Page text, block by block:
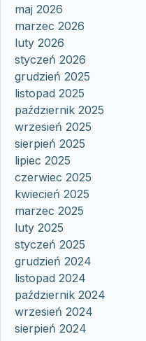
maj 2026
marzec 2026
luty 2026
styczeń 2026
grudzień 2025
listopad 2025
październik 2025
wrzesień 2025
sierpień 2025
lipiec 2025
czerwiec 2025
kwiecień 2025
marzec 2025
luty 2025
styczeń 2025
grudzień 2024
listopad 2024
październik 2024
wrzesień 2024
sierpień 2024